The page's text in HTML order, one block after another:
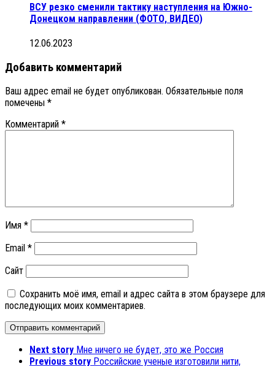
ВСУ резко сменили тактику наступления на Южно-
Донецком направлении (ФОТО, ВИДЕО)
12.06.2023
Добавить комментарий
Ваш адрес email не будет опубликован. Обязательные поля
помечены *
Комментарий *
Имя *
Email *
Сайт
Сохранить моё имя, email и адрес сайта в этом браузере для
последующих моих комментариев.
Next story Мне ничего не будет, это же Россия
Previous story Российские ученые изготовили нити,